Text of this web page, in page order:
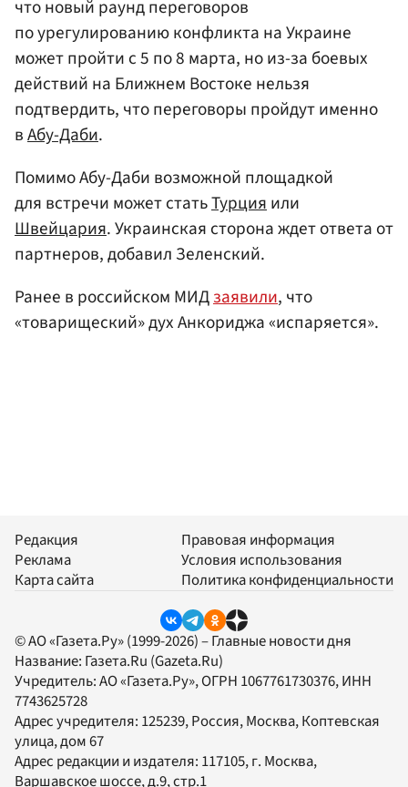
что новый раунд переговоров
по урегулированию конфликта на Украине
может пройти с 5 по 8 марта, но из-за боевых
действий на Ближнем Востоке нельзя
подтвердить, что переговоры пройдут именно
вАбу-Даби.
Помимо Абу-Даби возможной площадкой
для встречи может статьТурцияили
Швейцария. Украинская сторона ждет ответа от
партнеров, добавил Зеленский.
Ранее в российском МИДзаявили, что
«товарищеский» дух Анкориджа «испаряется».
Редакция
Реклама
Карта сайта
Правовая информация
Условия использования
Политика конфиденциальности
© АО «Газета.Ру» (1999-2026) – Главные новости дня
Название: Газета.Ru (Gazeta.Ru)
Учредитель:АО «Газета.Ру», ОГРН 1067761730376, ИНН
7743625728
Адрес учредителя: 125239, Россия, Москва, Коптевская
улица, дом 67
Адрес редакции и издателя: 117105, г. Москва,
Варшавское шоссе, д.9, стр.1